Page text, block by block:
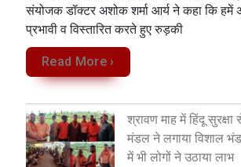
संयोजक डॉक्टर अशोक शर्मा आर्य ने कहा कि हमें
प्रभावी व विस्तारित करते हुए रुड़की
Read More ›
श्रावण माह में हिंदू सुरक्षा
मंडल ने लगाया विशाल
में भी लोगों ने उठाया लाभ